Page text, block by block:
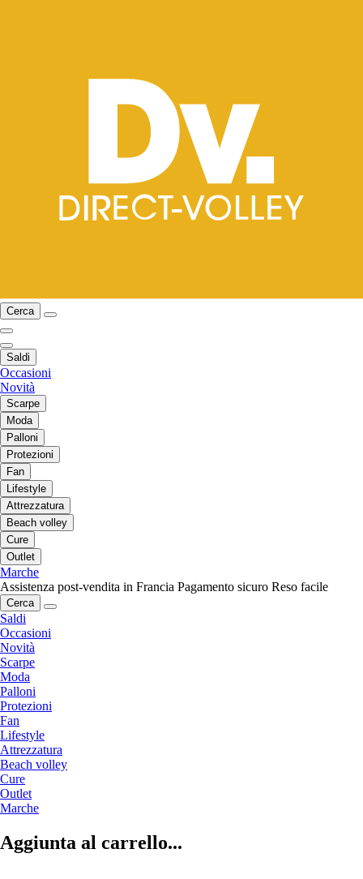
Cerca
Saldi
Occasioni
Novità
Scarpe
Moda
Palloni
Protezioni
Fan
Lifestyle
Attrezzatura
Beach volley
Cure
Outlet
Marche
Assistenza post-vendita in Francia Pagamento sicuro Reso facile
Cerca
Saldi
Occasioni
Novità
Scarpe
Moda
Palloni
Protezioni
Fan
Lifestyle
Attrezzatura
Beach volley
Cure
Outlet
Marche
Aggiunta al carrello...